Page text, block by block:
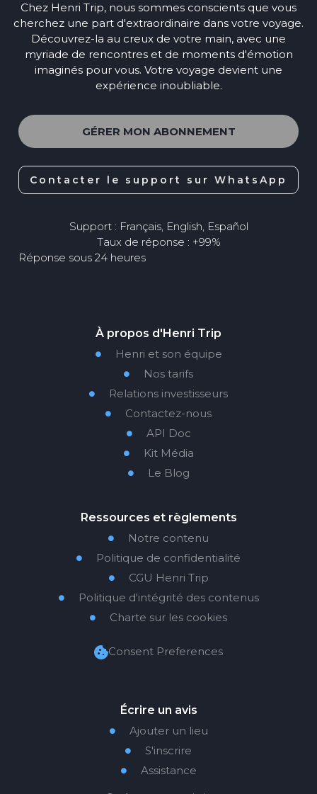
Chez Henri Trip, nous sommes conscients que vous
cherchez une part d'extraordinaire dans votre voyage.
Découvrez-la au creux de votre main, avec une
myriade de rencontres et de moments d'émotion
imaginés pour vous. Votre voyage devient une
expérience inoubliable.
GÉRER MON ABONNEMENT
Contacter le support sur WhatsApp
Support : Français, English, Español
Taux de réponse : +99%
Réponse sous 24 heures
À propos d'Henri Trip
 Henri et son équipe
 Nos tarifs
 Relations investisseurs
 Contactez-nous
 API Doc
 Kit Média
 Le Blog
Ressources et règlements
 Notre contenu
 Politique de confidentialité
 CGU Henri Trip
 Politique d'intégrité des contenus
 Charte sur les cookies
Consent Preferences
Écrire un avis
 Ajouter un lieu
 S'inscrire
 Assistance